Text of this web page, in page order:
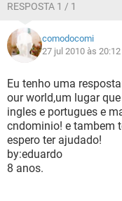
RESPOSTA 1 / 1
comodocomi
27 jul 2010 às 20:12
Eu tenho uma
our world,um lugar
ingles e portugues e
cndominio! e tambem
espero ter ajudado!
by:eduardo
8 anos.